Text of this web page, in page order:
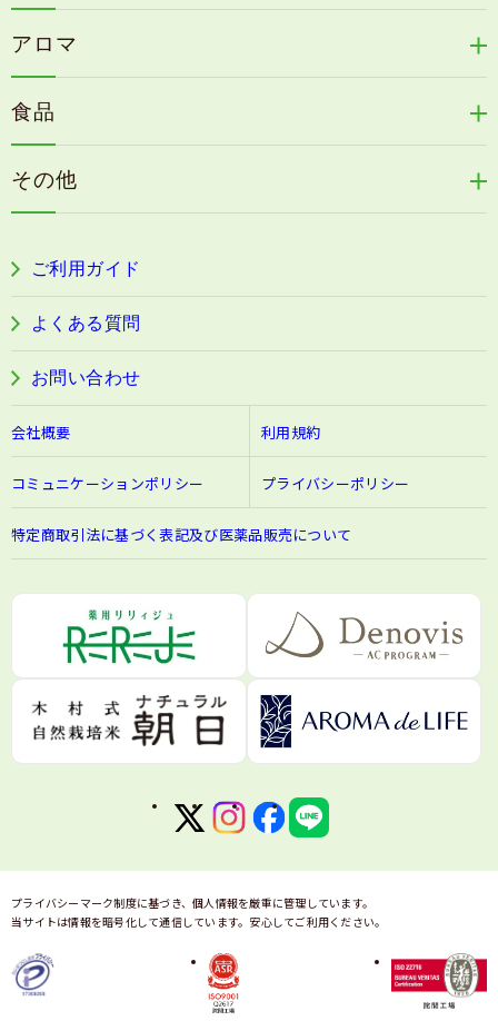
リリィジュミスト
リリィジュサプリ
毛歓
ヘアケアその他
天の葉健康緑茶
カイアポシリーズ
速感伝統香醋
古家のにんにく
目の疲労感・首肩に感じる負担緩和サプリ
阿波晩茶
うる肌箋
フェミールホワイトNKB
アロマ
浦上式アロマシリーズ
色彩マスク
食品
その他
ご利用ガイド
よくある質問
お問い合わせ
会社概要 利用規約
コミュニケーションポリシー プライバシーポリシー
特定商取引法に基づく表記及び医薬品販売について
プライバシーマーク制度に基づき、個人情報を厳重に管理しています。
当サイトは情報を暗号化して通信しています。安心してご利用ください。